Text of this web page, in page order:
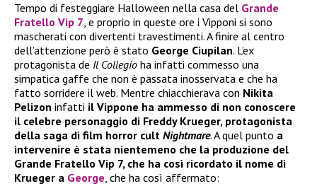
Tempo di festeggiare Halloween nella casa del Grande
Fratello Vip 7, e proprio in queste ore i Vipponi si sono
mascherati con divertenti travestimenti. A finire al centro
dell’attenzione però è stato George Ciupilan. L’ex
protagonista de Il Collegio ha infatti commesso una
simpatica gaffe che non è passata inosservata e che ha
fatto sorridere il web. Mentre chiacchierava con Nikita
Pelizon infatti il Vippone ha ammesso di non conoscere
il celebre personaggio di Freddy Krueger, protagonista
della saga di film horror cult Nightmare. A quel punto a
intervenire è stata nientemeno che la produzione del
Grande Fratello Vip 7, che ha così ricordato il nome di
Krueger a George, che ha così affermato: